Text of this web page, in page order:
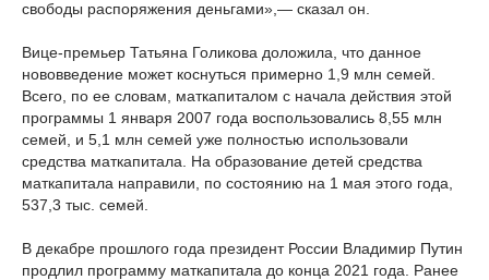
свободы распоряжения деньгами»,— сказал он.
Вице-премьер Татьяна Голикова доложила, что данное
нововведение может коснуться примерно 1,9 млн семей.
Всего, по ее словам, маткапиталом с начала действия этой
программы 1 января 2007 года воспользовались 8,55 млн
семей, и 5,1 млн семей уже полностью использовали
средства маткапитала. На образование детей средства
маткапитала направили, по состоянию на 1 мая этого года,
537,3 тыс. семей.
В декабре прошлого года президент России Владимир Путин
продлил программу маткапитала до конца 2021 года. Ранее